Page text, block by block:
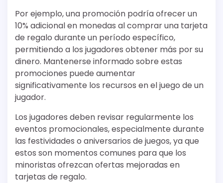
Por ejemplo, una promoción podría ofrecer un
10% adicional en monedas al comprar una tarjeta
de regalo durante un período específico,
permitiendo a los jugadores obtener más por su
dinero. Mantenerse informado sobre estas
promociones puede aumentar
significativamente los recursos en el juego de un
jugador.
Los jugadores deben revisar regularmente los
eventos promocionales, especialmente durante
las festividades o aniversarios de juegos, ya que
estos son momentos comunes para que los
minoristas ofrezcan ofertas mejoradas en
tarjetas de regalo.